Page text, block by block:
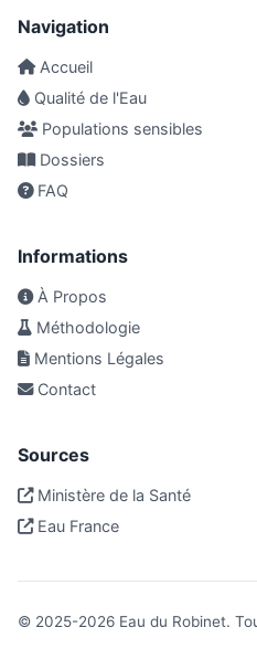
Navigation
Accueil
Qualité de l'Eau
Populations sensibles
Dossiers
FAQ
Informations
À Propos
Méthodologie
Mentions Légales
Contact
Sources
Ministère de la Santé
Eau France
© 2025-2026 Eau du Robinet.